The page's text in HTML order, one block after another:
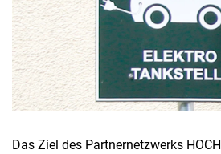
Das Ziel des Partnernetzwerks HOCH